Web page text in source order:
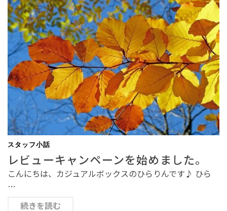
スタッフ小話
レビューキャンペーンを始めました。
こんにちは、カジュアルボックスのひらりんです♪ ひら
…
続きを読む